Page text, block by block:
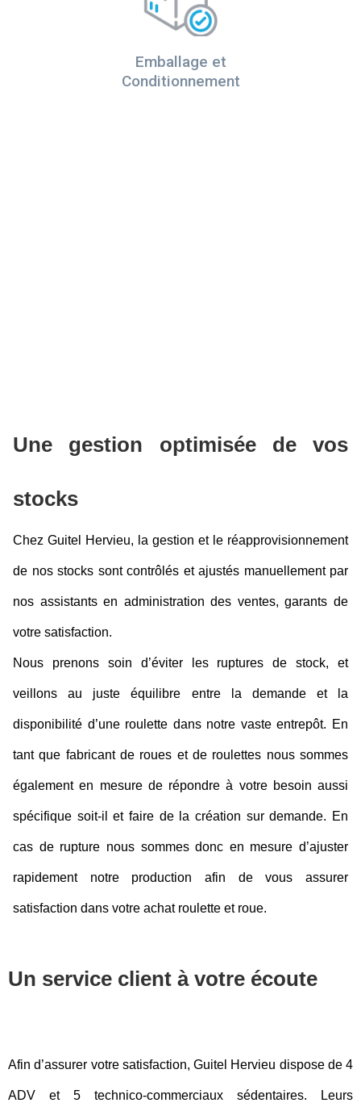
Emballage et
Conditionnement
Une gestion optimisée de vos
stocks
Chez Guitel Hervieu, la gestion et le réapprovisionnement
de nos stocks sont contrôlés et ajustés manuellement par
nos assistants en administration des ventes, garants de
votre satisfaction.
Nous prenons soin d’éviter les ruptures de stock, et
veillons au juste équilibre entre la demande et la
disponibilité d’une roulette dans notre vaste entrepôt. En
tant que fabricant de roues et de roulettes nous sommes
également en mesure de répondre à votre besoin aussi
spécifique soit-il et faire de la création sur demande. En
cas de rupture nous sommes donc en mesure d’ajuster
rapidement notre production afin de vous assurer
satisfaction dans votre achat roulette et roue.
Un service client à votre écoute
Afin d’assurer votre satisfaction, Guitel Hervieu dispose de 4
ADV et 5 technico-commerciaux sédentaires. Leurs